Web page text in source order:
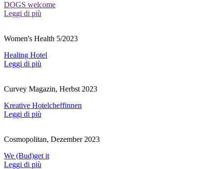
DOGS welcome
Leggi di più
Women's Health 5/2023
Healing Hotel
Leggi di più
Curvey Magazin, Herbst 2023
Kreative Hotelcheffinnen
Leggi di più
Cosmopolitan, Dezember 2023
We (Bud)get it
Leggi di più